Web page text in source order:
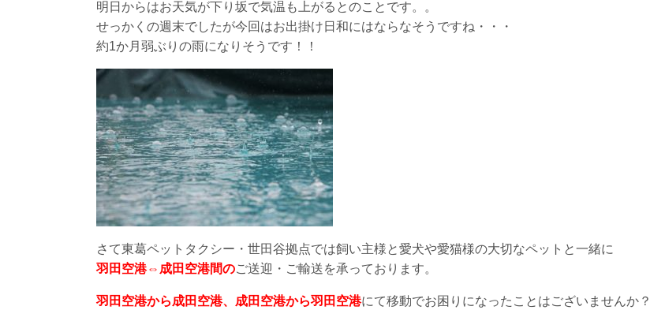
明日からはお天気が下り坂で気温も上がるとのことです。。
せっかくの週末でしたが今回はお出掛け日和にはならなそうですね・・・
約1か月弱ぶりの雨になりそうです！！
さて東葛ペットタクシー・世田谷拠点では飼い主様と愛犬や愛猫様の大切なペットと一緒に
羽田空港⇔成田空港間のご送迎・ご輸送を承っております。
羽田空港から成田空港、成田空港から羽田空港にて移動でお困りになったことはございませんか？